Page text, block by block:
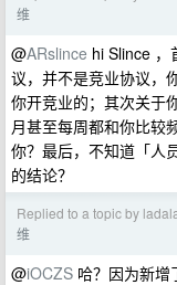
维
@ARslince hi Slince ，
议，并不是竞业协议，
你开竞业的；其次关于
月甚至每周都和你比较
你？最后，不知道「人
的结论？
Replied to a topic by
维
@iOCZS 哈？因为新